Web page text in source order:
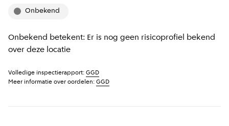
onbekend
Onbekend betekent: Er is nog geen risicoprofiel bekend
over deze locatie
Volledige inspectierapport: GGD
Meer informatie over oordelen: GGD